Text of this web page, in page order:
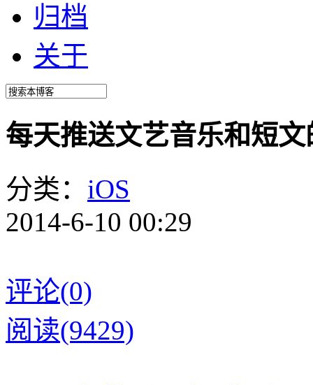
归档
关于
每天推送文艺音乐和短
分类： iOS
2014-6-10 00:29
评论(0)
阅读(9429)